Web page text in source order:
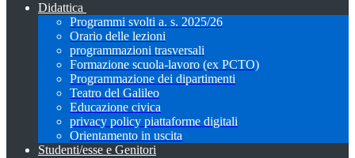
Didattica
Programmi svolti a. s. 2025/26
Orario delle lezioni
programmazioni trasversali
Formazione scuola-lavoro (ex PCTO)
Programmazione dei dipartimenti
Teatro del Galileo
Educazione civica
privacy policy piattaforme digitali
Orientamento in uscita
Studenti/esse e Genitori